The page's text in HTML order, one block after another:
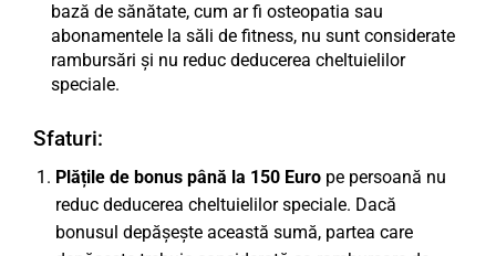
bază de sănătate, cum ar fi osteopatia sau
abonamentele la săli de fitness, nu sunt considerate
rambursări și nu reduc deducerea cheltuielilor
speciale.
Sfaturi:
Plățile de bonus până la 150 Euro pe persoană nu
reduc deducerea cheltuielilor speciale. Dacă
bonusul depășește această sumă, partea care